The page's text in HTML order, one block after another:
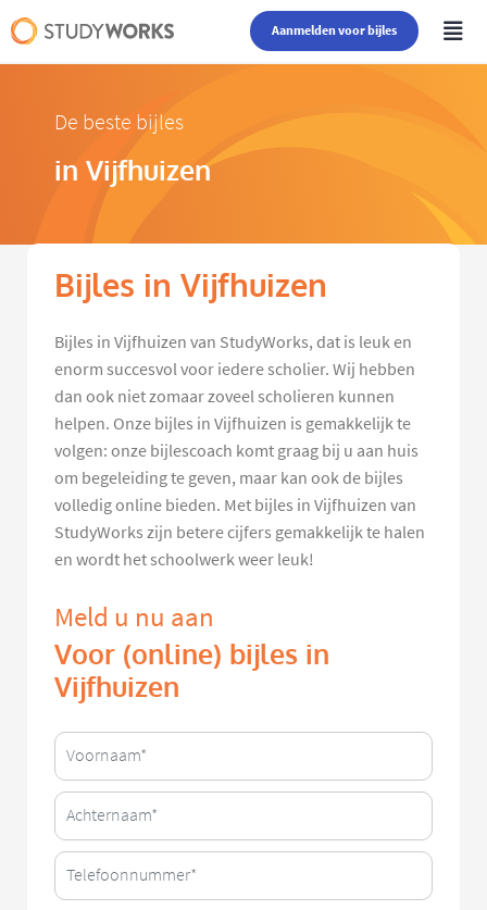
Aanmelden voor bijles
De beste bijles
in Vijfhuizen
Bijles in Vijfhuizen
Bijles in Vijfhuizen van StudyWorks, dat is leuk en
enorm succesvol voor iedere scholier. Wij hebben
dan ook niet zomaar zoveel scholieren kunnen
helpen. Onze bijles in Vijfhuizen is gemakkelijk te
volgen: onze bijlescoach komt graag bij u aan huis
om begeleiding te geven, maar kan ook de bijles
volledig online bieden. Met bijles in Vijfhuizen van
StudyWorks zijn betere cijfers gemakkelijk te halen
en wordt het schoolwerk weer leuk!
Meld u nu aan
Voor (online) bijles in
Vijfhuizen